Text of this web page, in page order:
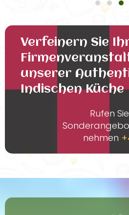
Verfeinern Sie
unserer
Indischen Küche
Rufen
nehmen